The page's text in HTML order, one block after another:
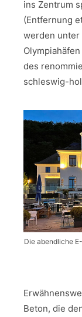
ins Zentrum
(Entfernung
werden unter
des
schleswig-
Die abendliche
Beton, die